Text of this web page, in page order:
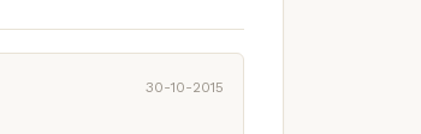
30-10-2015